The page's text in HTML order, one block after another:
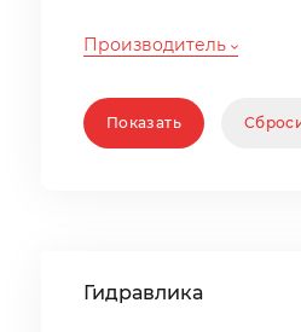
Производитель
Гидравлика